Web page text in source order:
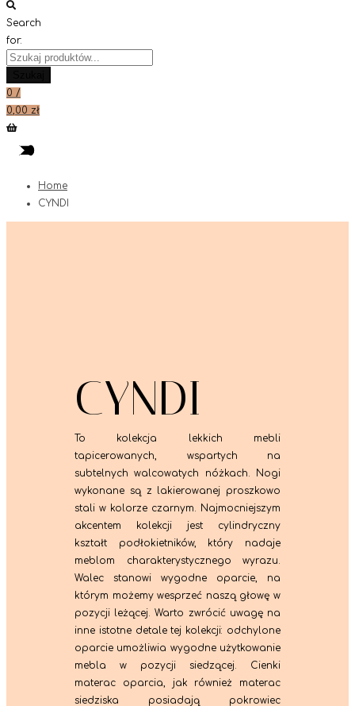
Search
for:
0 /
0,00 zł
Home
CYNDI
CYNDI
To kolekcja lekkich mebli
tapicerowanych, wspartych na
subtelnych walcowatych nóżkach. Nogi
wykonane są z lakierowanej proszkowo
stali w kolorze czarnym. Najmocniejszym
akcentem kolekcji jest cylindryczny
kształt podłokietników, który nadaje
meblom charakterystycznego wyrazu.
Walec stanowi wygodne oparcie, na
którym możemy wesprzeć naszą głowę w
pozycji leżącej. Warto zwrócić uwagę na
inne istotne detale tej kolekcji: odchylone
oparcie umożliwia wygodne użytkowanie
mebla w pozycji siedzącej. Cienki
materac oparcia, jak również materac
siedziska posiadają pokrowiec